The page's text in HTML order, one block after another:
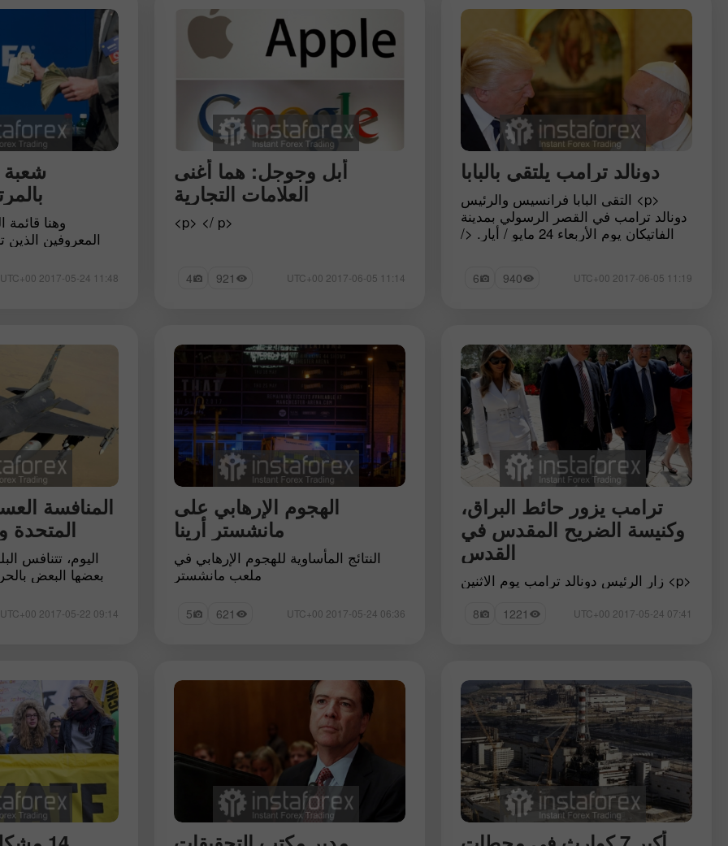
دونالد ترامب يلتقي بالبابا
<p> التقى البابا فرانسيس والرئيس
دونالد ترامب في القصر الرسولي بمدينة
الفاتيكان يوم الأربعاء 24 مايو / أيار. </
11:19 2017-06-05 UTC+00
940
6
أبل وجوجل: هما أغنى
العلامات التجارية
<p> </ p>
11:14 2017-06-05 UTC+00
921
4
شعبة
وهنا قائمة
المعروفين
11:48 2017-05-24 UTC+00
ترامب يزور حائط البراق،
وكنيسة الضريح المقدس في
القدس
<p> زار الرئيس دونالد ترامب يوم الاثنين
القدس كجزء من جولته التي استمرت07:41 2017-05-24 UTC+00
1221
8
الهجوم الإرهابي على
مانشستر أرينا
النتائج المأساوية للهجوم الإرهابي في
ملعب مانشستر
06:36 2017-05-24 UTC+00
621
5
المنافسة
المتحدة
اليوم، تتنافس
بعضها البعض
الإرهابية وما إلى
العسكرية العظمى
09:14 2017-05-22 UTC+00